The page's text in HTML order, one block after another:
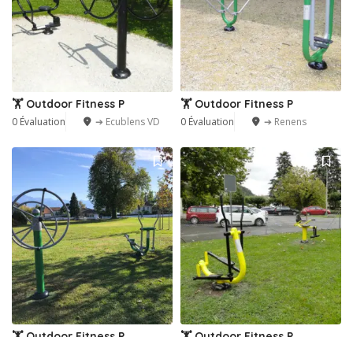
🏋️ Outdoor Fitness P
0 Évaluation ➔ Ecublens VD
🏋️ Outdoor Fitness P
0 Évaluation ➔ Renens